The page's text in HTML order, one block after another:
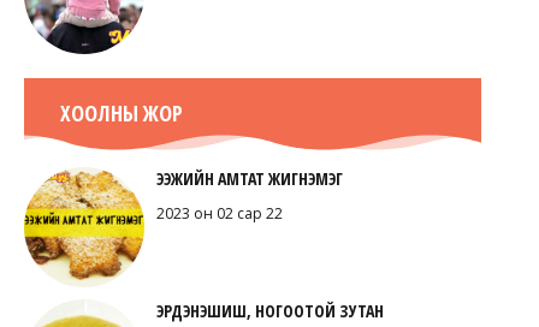
ХООЛНЫ ЖОР
ЭЭЖИЙН АМТАТ ЖИГНЭМЭГ
2023 он 02 сар 22
ЭРДЭНЭШИШ, НОГООТОЙ ЗУТАН